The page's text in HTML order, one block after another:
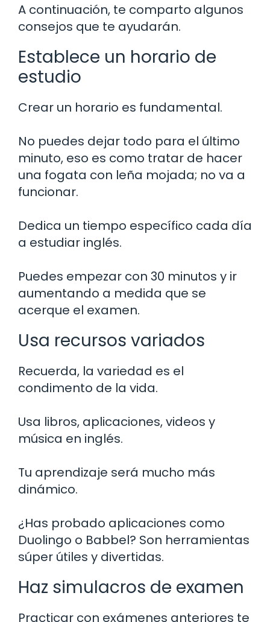
A continuación, te comparto algunos
consejos que te ayudarán.
Establece un horario de
estudio
Crear un horario es fundamental.
No puedes dejar todo para el último
minuto, eso es como tratar de hacer
una fogata con leña mojada; no va a
funcionar.
Dedica un tiempo específico cada día
a estudiar inglés.
Puedes empezar con 30 minutos y ir
aumentando a medida que se
acerque el examen.
Usa recursos variados
Recuerda, la variedad es el
condimento de la vida.
Usa libros, aplicaciones, videos y
música en inglés.
Tu aprendizaje será mucho más
dinámico.
¿Has probado aplicaciones como
Duolingo o Babbel? Son herramientas
súper útiles y divertidas.
Haz simulacros de examen
Practicar con exámenes anteriores te